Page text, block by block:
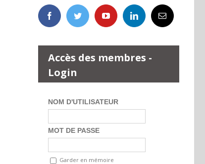
Accès des membres -
Login
NOM D'UTILISATEUR
MOT DE PASSE
Garder en mémoire